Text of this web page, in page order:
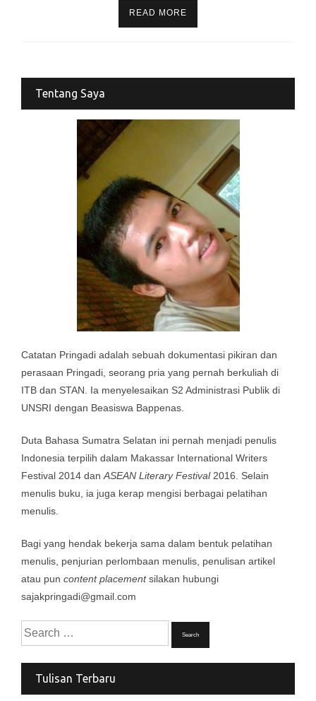
READ MORE
Tentang Saya
Catatan Pringadi adalah sebuah dokumentasi pikiran dan
perasaan Pringadi, seorang pria yang pernah berkuliah di
ITB dan STAN. Ia menyelesaikan S2 Administrasi Publik di
UNSRI dengan Beasiswa Bappenas.
Duta Bahasa Sumatra Selatan ini pernah menjadi penulis
Indonesia terpilih dalam Makassar International Writers
Festival 2014 dan ASEAN Literary Festival2016. Selain
menulis buku, ia juga kerap mengisi berbagai pelatihan
menulis.
Bagi yang hendak bekerja sama dalam bentuk pelatihan
menulis, penjurian perlombaan menulis, penulisan artikel
atau pun content placementsilakan hubungi
sajakpringadi@gmail.com
Search
for:
Tulisan Terbaru